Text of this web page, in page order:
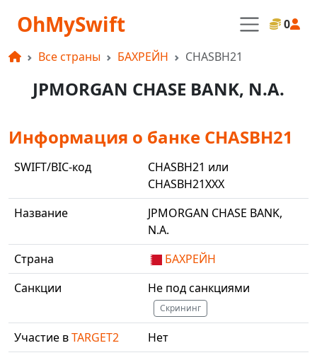
OhMySwift 0
Все страны БАХРЕЙН CHASBH21
JPMORGAN CHASE BANK, N.A.
Информация о банке CHASBH21
SWIFT/BIC-код
CHASBH21 или
CHASBH21XXX
Название
JPMORGAN CHASE BANK,
N.A.
Страна
БАХРЕЙН
Санкции
Не под санкциями
Скрининг
Участие вTARGET2
Нет